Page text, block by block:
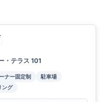
・テラス 101
ナー固定制
駐車場
ング